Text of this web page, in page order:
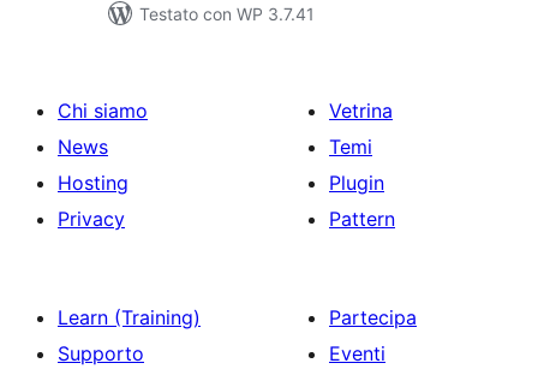
Testato con WP 3.7.41
Chi siamo
News
Hosting
Privacy
Vetrina
Temi
Plugin
Pattern
Learn (Training)
Supporto
Partecipa
Eventi